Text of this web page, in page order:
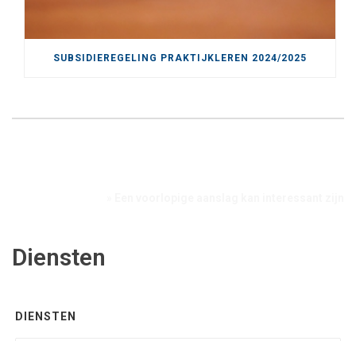
SUBSIDIEREGELING PRAKTIJKLEREN 2024/2025
Diensten
DIENSTEN